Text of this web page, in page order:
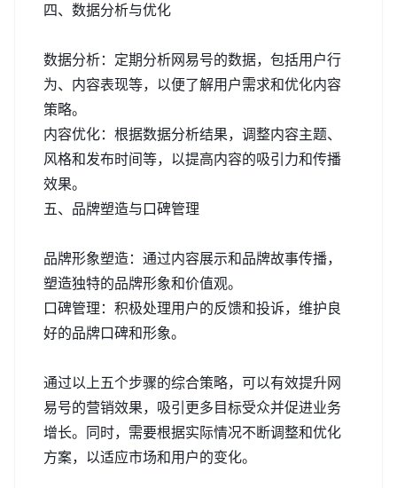
四、数据分析与优化
数据分析：定期分析网易号的数据，包括用户行
为、内容表现等，以便了解用户需求和优化内容
策略。
内容优化：根据数据分析结果，调整内容主题、
风格和发布时间等，以提高内容的吸引力和传播
效果。
五、品牌塑造与口碑管理
品牌形象塑造：通过内容展示和品牌故事传播，
塑造独特的品牌形象和价值观。
口碑管理：积极处理用户的反馈和投诉，维护良
好的品牌口碑和形象。
通过以上五个步骤的综合策略，可以有效提升网
易号的营销效果，吸引更多目标受众并促进业务
增长。同时，需要根据实际情况不断调整和优化
方案，以适应市场和用户的变化。